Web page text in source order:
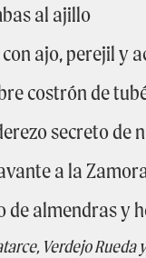
al ajillo
ajo, perejil y
costrón de
secreto de
a la
de almendras y
Verdejo Rueda